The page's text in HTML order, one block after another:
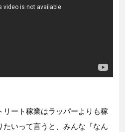
リート稼業はラッパーよりも稼
いって言うと、みんな『なん